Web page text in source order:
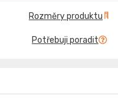
Rozměry produktu
Potřebuji poradit